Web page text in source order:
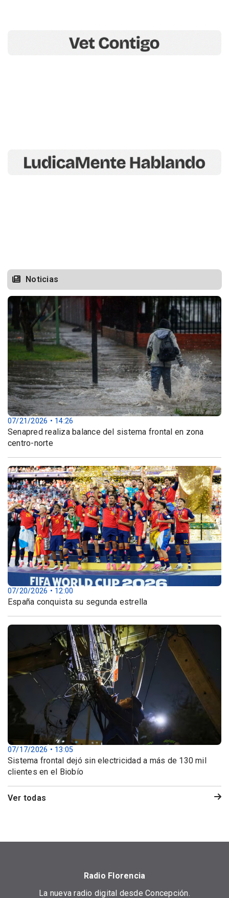
Noticias
07/21/2026 • 14:26
Senapred realiza balance del sistema frontal en zona
centro-norte
07/20/2026 • 12:00
España conquista su segunda estrella
07/17/2026 • 13:05
Sistema frontal dejó sin electricidad a más de 130 mil
clientes en el Biobío
Ver todas
Radio Florencia
La nueva radio digital desde Concepción.